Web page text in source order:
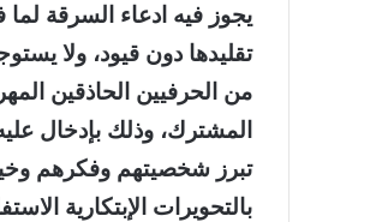
يجوز فيه ادعاء السرقة لما
تقليدها دون قيود، ولا
من الحرفيين الحاذقين
المشترك، وذلك بإدخال
تبرز شخصيتهم وفكرهم
بالتحويرات الإبتكارية